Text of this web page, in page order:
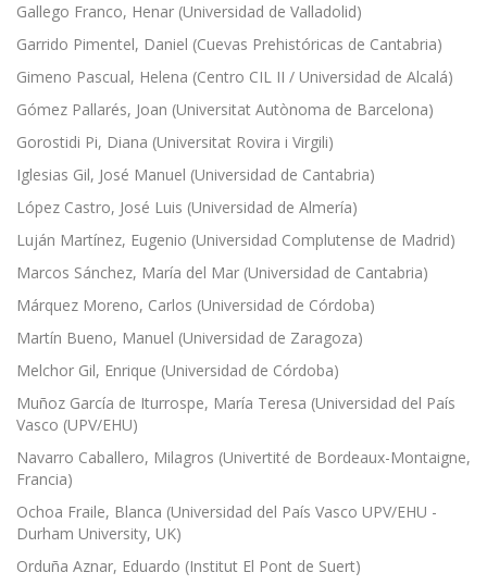
Gallego Franco, Henar (Universidad de Valladolid)
Garrido Pimentel, Daniel (Cuevas Prehistóricas de Cantabria)
Gimeno Pascual, Helena (Centro CIL II / Universidad de Alcalá)
Gómez Pallarés, Joan (Universitat Autònoma de Barcelona)
Gorostidi Pi, Diana (Universitat Rovira i Virgili)
Iglesias Gil, José Manuel (Universidad de Cantabria)
López Castro, José Luis (Universidad de Almería)
Luján Martínez, Eugenio (Universidad Complutense de Madrid)
Marcos Sánchez, María del Mar (Universidad de Cantabria)
Márquez Moreno, Carlos (Universidad de Córdoba)
Martín Bueno, Manuel (Universidad de Zaragoza)
Melchor Gil, Enrique (Universidad de Córdoba)
Muñoz García de Iturrospe, María Teresa (Universidad del País
Vasco (UPV/EHU)
Navarro Caballero, Milagros (Univertité de Bordeaux-Montaigne,
Francia)
Ochoa Fraile, Blanca (Universidad del País Vasco UPV/EHU -
Durham University, UK)
Orduña Aznar, Eduardo (Institut El Pont de Suert)